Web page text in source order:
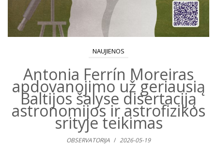
NAUJIENOS
Antonia Ferrín Moreiras
apdovanojimo už geriausią
Baltijos šalyse disertaciją
astronomijos ir astrofizikos
srityje teikimas
OBSERVATORIJA / 2026-05-19